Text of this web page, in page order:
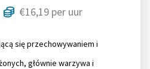
€16,19 per uur
się przechowywaniem i
głównie warzywa i